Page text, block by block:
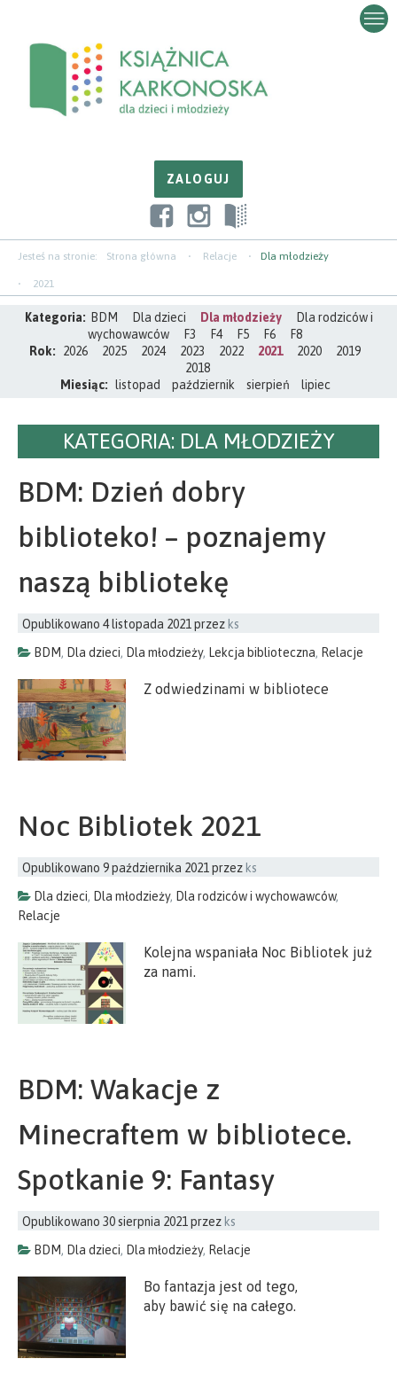
zawartości
nawigacji
paska
Jesteś na stronie: Strona główna Relacje Dla młodzieży
2021
Kategoria: BDM Dla dzieci Dla młodzieży
Dla rodziców i
wychowawców
F3 F4 F5 F6
F8
Rok:
2026 2025 2024 2023 2022 2021 2020
2019
2018
Miesiąc:
listopad październik sierpień lipiec
KATEGORIA: DLA MŁODZIEŻY
BDM: Dzień dobry
biblioteko! – poznajemy
naszą bibliotekę
Opublikowano 4 listopada 2021 przez ks
BDM, Dla dzieci, Dla młodzieży, Lekcja biblioteczna, Relacje
Z odwiedzinami w bibliotece
Noc Bibliotek 2021
Opublikowano 9 października 2021 przez ks
Dla dzieci, Dla młodzieży, Dla rodziców i wychowawców,
Relacje
Kolejna wspaniała Noc Bibliotek już
za nami.
BDM: Wakacje z
Minecraftem w bibliotece.
Spotkanie 9: Fantasy
Opublikowano 30 sierpnia 2021 przez ks
BDM, Dla dzieci, Dla młodzieży, Relacje
Bo fantazja jest od tego,
aby bawić się na całego.